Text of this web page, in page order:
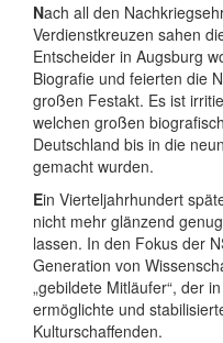
Nach all den
Verdienstkreuzen sahen
Entscheider in Augsburg
Biografie und feierten die
großen Festakt. Es ist
welchen großen
Deutschland bis in die
gemacht wurden.
Ein Vierteljahrhundert
nicht mehr glänzend
lassen. In den Fokus der
Generation von
„gebildete Mitläufer“, der
ermöglichte und
Kulturschaffenden.